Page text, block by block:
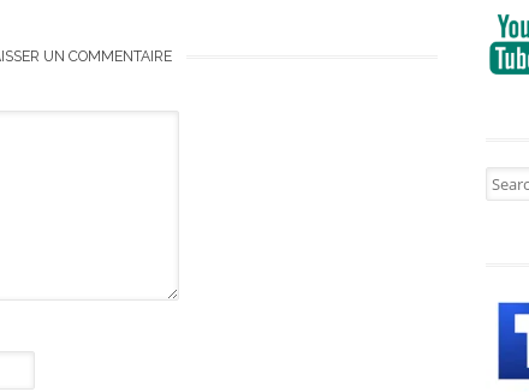
UN COMMENTAIRE
Search
for: